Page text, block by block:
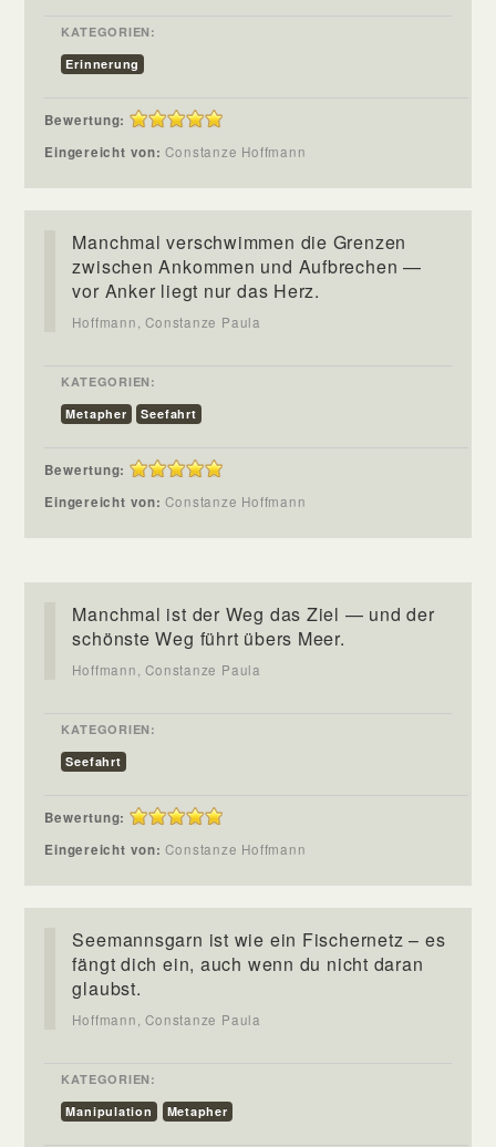
KATEGORIEN:
Erinnerung
Bewertung:
Eingereicht von:Constanze Hoffmann
Manchmal verschwimmen die Grenzen
zwischen Ankommen und Aufbrechen —
vor Anker liegt nur das Herz.
Hoffmann, Constanze Paula
KATEGORIEN:
Metapher
Seefahrt
Bewertung:
Eingereicht von:Constanze Hoffmann
Manchmal ist der Weg das Ziel — und der
schönste Weg führt übers Meer.
Hoffmann, Constanze Paula
KATEGORIEN:
Seefahrt
Bewertung:
Eingereicht von:Constanze Hoffmann
Seemannsgarn ist wie ein Fischernetz – es
fängt dich ein, auch wenn du nicht daran
glaubst.
Hoffmann, Constanze Paula
KATEGORIEN:
Manipulation
Metapher